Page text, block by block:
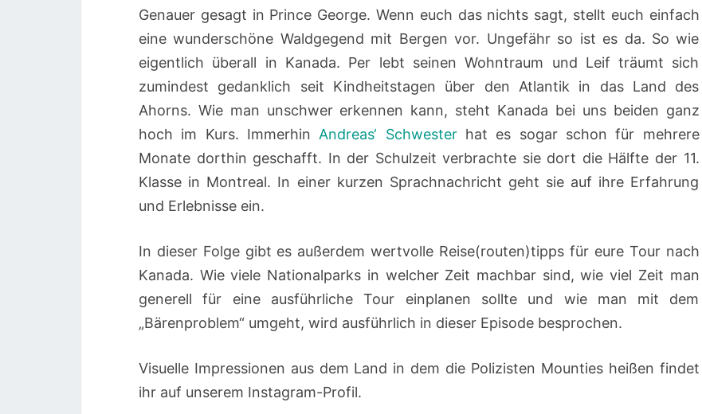
Genauer gesagt in Prince George. Wenn euch das nichts sagt, stellt euch einfach
eine wunderschöne Waldgegend mit Bergen vor. Ungefähr so ist es da. So wie
eigentlich überall in Kanada. Per lebt seinen Wohntraum und Leif träumt sich
zumindest gedanklich seit Kindheitstagen über den Atlantik in das Land des
Ahorns. Wie man unschwer erkennen kann, steht Kanada bei uns beiden ganz
hoch im Kurs. Immerhin Andreas‘ Schwesterhat es sogar schon für mehrere
Monate dorthin geschafft. In der Schulzeit verbrachte sie dort die Hälfte der 11.
Klasse in Montreal. In einer kurzen Sprachnachricht geht sie auf ihre Erfahrung
und Erlebnisse ein.
In dieser Folge gibt es außerdem wertvolle Reise(routen)tipps für eure Tour nach
Kanada. Wie viele Nationalparks in welcher Zeit machbar sind, wie viel Zeit man
generell für eine ausführliche Tour einplanen sollte und wie man mit dem
„Bärenproblem“ umgeht, wird ausführlich in dieser Episode besprochen.
Visuelle Impressionen aus dem Land in dem die Polizisten Mounties heißen findet
ihr auf unserem Instagram-Profil.